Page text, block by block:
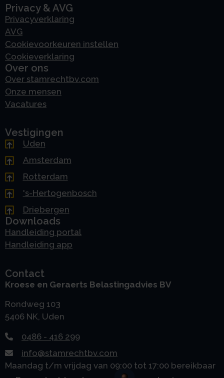
Privacy & AVG
Privacyverklaring
AVG
Cookievoorkeuren instellen
Cookieverklaring
Over ons
Over stamrechtbv.com
Onze mensen
Vacatures
Vestigingen
Uden
Amsterdam
Rotterdam
's-Hertogenbosch
Driebergen
Downloads
Handleiding portal
Handleiding app
Contact
Kroese en Geraerts Belastingadvies BV
Rondweg 103
5406 NK, Uden
0486 - 416 299
info@stamrechtbv.com
Maandag t/m vrijdag van 09:00 tot 17:00 bereikbaar